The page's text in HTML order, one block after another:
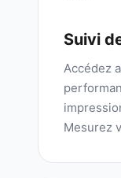
Suivi
Accédez
Mesurez